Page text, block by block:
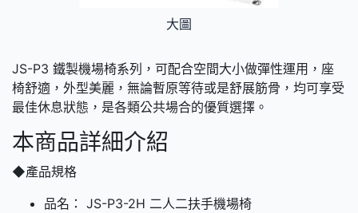
大圖
JS-P3 鐵製機場椅系列，可配合空間大小做彈性運用，座
椅舒適，外型美麗，無論暫原等待或是舒展筋骨，均可享受
最佳休息狀態，是各類公共場合的優質選擇。
本商品詳細介紹
◆產品規格
品名： JS-P3-2H 二人二扶手機場椅